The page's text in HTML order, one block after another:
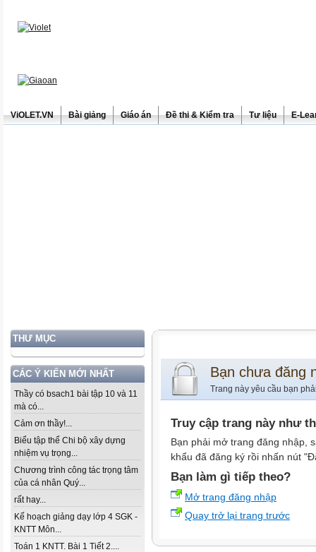
ViOLET.VN Bài giảng Giáo án Đề thi & Kiểm tra Tư liệu E-
THƯ MỤC
CÁC Ý KIẾN MỚI NHẤT
Thầy có bsach1 bài tập 10 và 11
mà có...
Cảm ơn thầy!...
Biểu tập thể Chi bộ xây dựng
nhiệm vụ trọng...
Chương trình công tác trọng tâm
của cá nhân Quý...
rất hay...
Kế hoạch giảng dạy lớp 4 SGK -
KNTT Môn...
Toán 1 KNTT. Bài 1 Tiết 2....
Bạn chưa đăng
Trang này yêu cầu bạn
Truy cập trang này như
Bạn phải mở trang đăng nhập,
khẩu đã đăng ký rồi nhấn nút
Bạn làm gì tiếp theo?
Mở trang đăng nhập
Quay trở lại trang trước